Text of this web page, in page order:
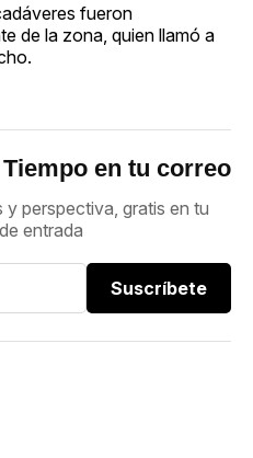
fueron
de la zona, quien llamó a
en tu correo
y perspectiva, gratis en tu
entrada
Suscríbete